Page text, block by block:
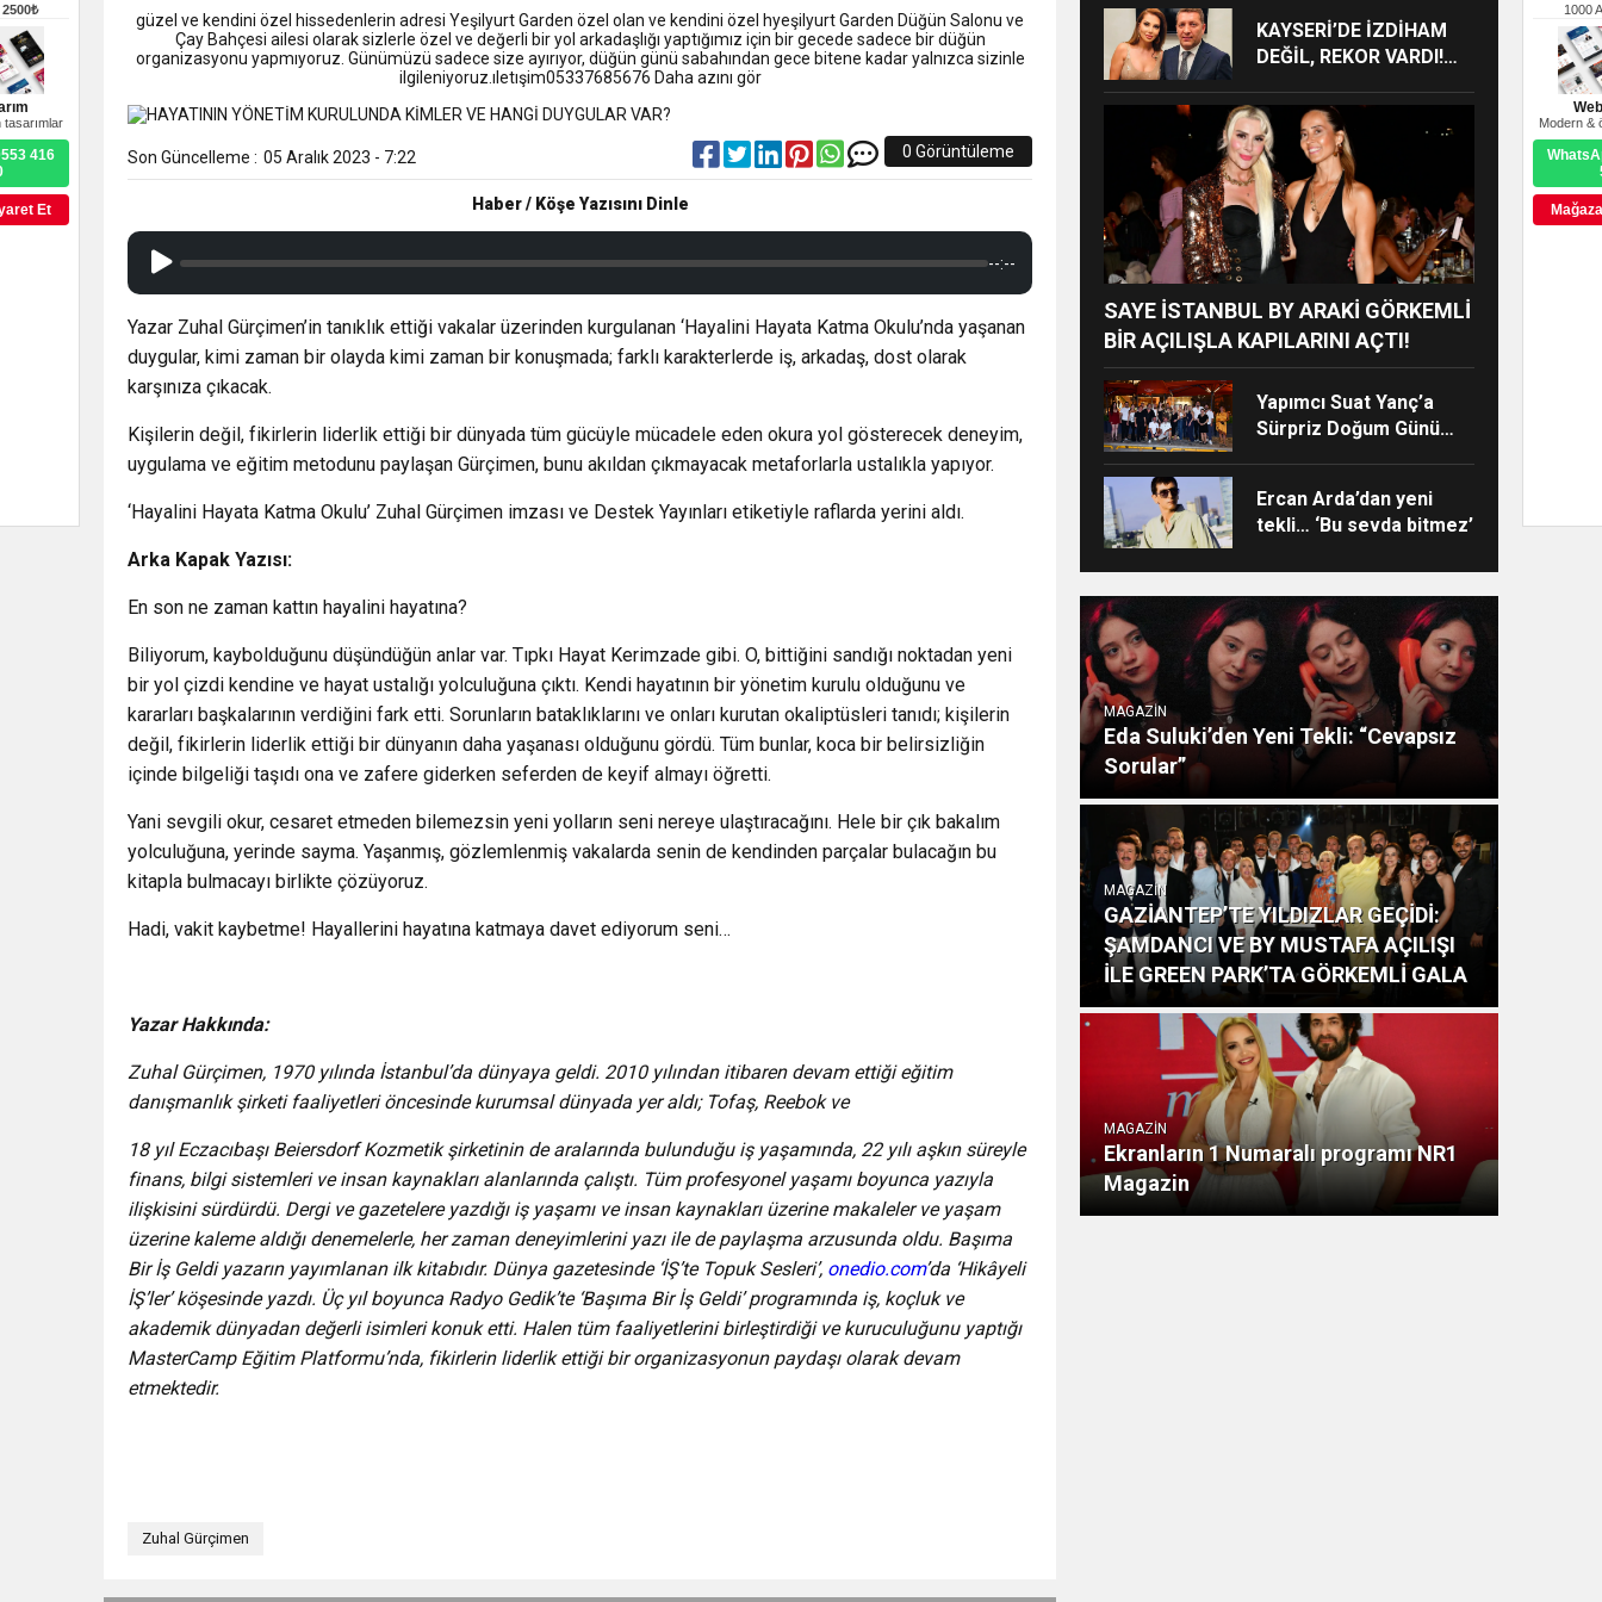
1000
Modern &
2500₺
416
Et
18:59 Trabzonspor Mitongo Transferini KAP’a Bildirdi
22:58 Trabzonspor, Salah Transferinin Maliyetini KAP’a Bildirdi
güzel ve kendini özel hissedenlerin adresi Yeşilyurt Garden özel olan ve kendini özel hyeşilyurt Garden Düğün Salonu ve
Çay Bahçesi ailesi olarak sizlerle özel ve değerli bir yol arkadaşlığı yaptığımız için bir gecede sadece bir düğün
organizasyonu yapmıyoruz. Günümüzü sadece size ayırıyor, düğün günü sabahından gece bitene kadar yalnızca sizinle
ilgileniyoruz.ıletışim05337685676 Daha azını gör
Son Güncelleme : 05 Aralık 2023 - 7:22 0 Görüntüleme
Haber / Köşe Yazısını Dinle
--:--
Yazar Zuhal Gürçimen’in tanıklık ettiği vakalar üzerinden kurgulanan ‘Hayalini Hayata Katma Okulu’nda yaşanan
duygular, kimi zaman bir olayda kimi zaman bir konuşmada; farklı karakterlerde iş, arkadaş, dost olarak
karşınıza çıkacak.
Kişilerin değil, fikirlerin liderlik ettiği bir dünyada tüm gücüyle mücadele eden okura yol gösterecek deneyim,
uygulama ve eğitim metodunu paylaşan Gürçimen, bunu akıldan çıkmayacak metaforlarla ustalıkla yapıyor.
‘Hayalini Hayata Katma Okulu’ Zuhal Gürçimen imzası ve Destek Yayınları etiketiyle raflarda yerini aldı.
Arka Kapak Yazısı:
En son ne zaman kattın hayalini hayatına?
Biliyorum, kaybolduğunu düşündüğün anlar var. Tıpkı Hayat Kerimzade gibi. O, bittiğini sandığı noktadan yeni
bir yol çizdi kendine ve hayat ustalığı yolculuğuna çıktı. Kendi hayatının bir yönetim kurulu olduğunu ve
kararları başkalarının verdiğini fark etti. Sorunların bataklıklarını ve onları kurutan okaliptüsleri tanıdı; kişilerin
değil, fikirlerin liderlik ettiği bir dünyanın daha yaşanası olduğunu gördü. Tüm bunlar, koca bir belirsizliğin
içinde bilgeliği taşıdı ona ve zafere giderken seferden de keyif almayı öğretti.
Yani sevgili okur, cesaret etmeden bilemezsin yeni yolların seni nereye ulaştıracağını. Hele bir çık bakalım
yolculuğuna, yerinde sayma. Yaşanmış, gözlemlenmiş vakalarda senin de kendinden parçalar bulacağın bu
kitapla bulmacayı birlikte çözüyoruz.
Hadi, vakit kaybetme! Hayallerini hayatına katmaya davet ediyorum seni…
Yazar Hakkında:
Zuhal Gürçimen, 1970 yılında İstanbul’da dünyaya geldi. 2010 yılından itibaren devam ettiği eğitim
danışmanlık şirketi faaliyetleri öncesinde kurumsal dünyada yer aldı; Tofaş, Reebok ve
18 yıl Eczacıbaşı Beiersdorf Kozmetik şirketinin de aralarında bulunduğu iş yaşamında, 22 yılı aşkın süreyle
finans, bilgi sistemleri ve insan kaynakları alanlarında çalıştı. Tüm profesyonel yaşamı boyunca yazıyla
ilişkisini sürdürdü. Dergi ve gazetelere yazdığı iş yaşamı ve insan kaynakları üzerine makaleler ve yaşam
üzerine kaleme aldığı denemelerle, her zaman deneyimlerini yazı ile de paylaşma arzusunda oldu. Başıma
Bir İş Geldi yazarın yayımlanan ilk kitabıdır. Dünya gazetesinde ‘İŞ’te Topuk Sesleri’, onedio.com’da ‘Hikâyeli
İŞ’ler’ köşesinde yazdı. Üç yıl boyunca Radyo Gedik’te ‘Başıma Bir İş Geldi’ programında iş, koçluk ve
akademik dünyadan değerli isimleri konuk etti. Halen tüm faaliyetlerini birleştirdiği ve kuruculuğunu yaptığı
MasterCamp Eğitim Platformu’nda, fikirlerin liderlik ettiği bir organizasyonun paydaşı olarak devam
etmektedir.
Zuhal Gürçimen
KAYSERİ’DE İZDİHAM
DEĞİL, REKOR VARDI!
SAYE İSTANBUL BY ARAKİ GÖRKEMLİ
BİR AÇILIŞLA KAPILARINI AÇTI!
Yapımcı Suat Yanç’a
Sürpriz Doğum Günü
Ercan Arda’dan yeni
tekli… ‘Bu sevda bitmez’
MAGAZİN
Eda Suluki’den Yeni Tekli: “Cevapsız
Sorular”
MAGAZİN
GAZİANTEP’TE YILDIZLAR GEÇİDİ:
ŞAMDANCI VE BY MUSTAFA AÇILIŞI
İLE GREEN PARK’TA GÖRKEMLİ GALA
MAGAZİN
Ekranların 1 Numaralı programı NR1
Magazin